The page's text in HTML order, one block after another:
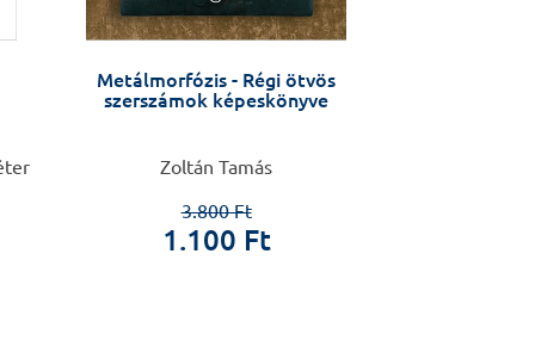
Metálmorfózis - Régi ötvös
szerszámok képeskönyve
Zoltán Tamás
3.800 Ft
1.100 Ft